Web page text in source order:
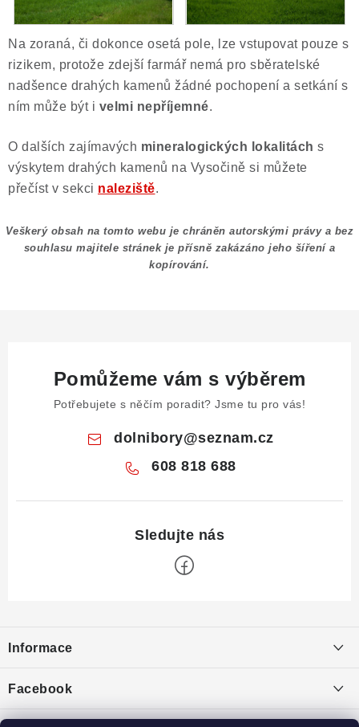
Na zoraná, či dokonce osetá pole, lze vstupovat pouze s
rizikem, protože zdejší farmář nemá pro sběratelské
nadšence drahých kamenů žádné pochopení a setkání s
ním může být i velmi nepříjemné.
O dalších zajímavých mineralogických lokalitách s
výskytem drahých kamenů na Vysočině si můžete
přečíst v sekci naleziště.
Veškerý obsah na tomto webu je chráněn autorskými právy a bez
souhlasu majitele stránek je přísně zakázáno jeho šíření a
kopírování.
Pomůžeme vám s výběrem
Potřebujete s něčím poradit? Jsme tu pro vás!
dolnibory@seznam.cz
608 818 688
p
a
Informace
Puncovní značky
Facebook